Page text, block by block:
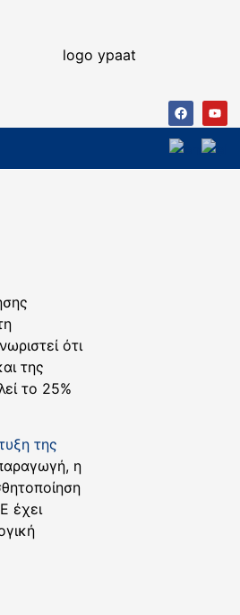
ότι
της
το 25%
της
η
έχει